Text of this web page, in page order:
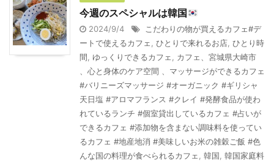
今週のスペシャルは韓国
2024/9/4
こだわりの物が買えるカフェ#デ
ートで使えるカフェ
ひとりで来れるお店 ひとり時
間
ゆっくりできるカフェ
カフェ、宮城県大崎市
、心と身体のケア空間 、マッサージができるカフェ
#バリニーズマッサージ #オーガニック #ギリシャ
天日塩 #アロマフランス #クレイ #発酵食品が使わ
れているランチ #個室貸出しているカフェ #占いが
できるカフェ #添加物を含まない調味料を使ってい
るカフェ #地産地消 #美味しいお米の雑穀ご飯 #色
んな国の料理が食べられるカフェ
韓国 韓国家庭料